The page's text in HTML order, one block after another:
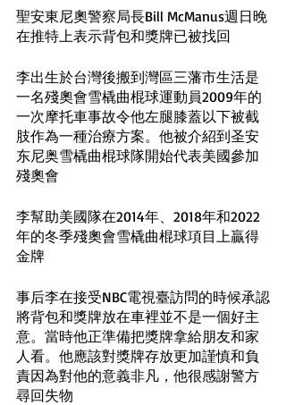
聖安東尼奧警察局長Bill McManus週日晚
在推特上表示背包和獎牌已被找回
李出生於台灣後搬到灣區三藩市生活是
一名殘奧會雪橇曲棍球運動員2009年的
一次摩托車事故令他左腿膝蓋以下被截
肢作為一種治療方案。他被介紹到圣安
东尼奥雪橇曲棍球隊開始代表美國參加
殘奧會
李幫助美國隊在2014年、2018年和2022
年的冬季殘奧會雪橇曲棍球項目上贏得
金牌
事后李在接受NBC電視臺訪問的時候承認
將背包和獎牌放在車裡並不是一個好主
意。當時他正準備把獎牌拿給朋友和家
人看。他應該對獎牌存放更加謹慎和負
責因為對他的意義非凡，他很感謝警方
尋回失物